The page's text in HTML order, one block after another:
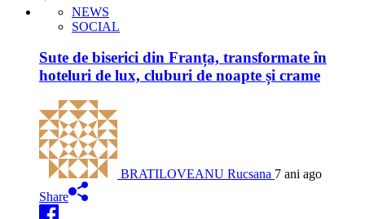
NEWS
SOCIAL
Sute de biserici din Franța, transformate în
hoteluri de lux, cluburi de noapte și crame
BRATILOVEANU Rucsana 7 ani ago
Share